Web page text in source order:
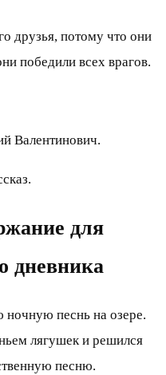
друзья, потому что они
победили всех врагов.
Валентинович.
для
дневника
песнь на озере.
лягушек и решился
песню.